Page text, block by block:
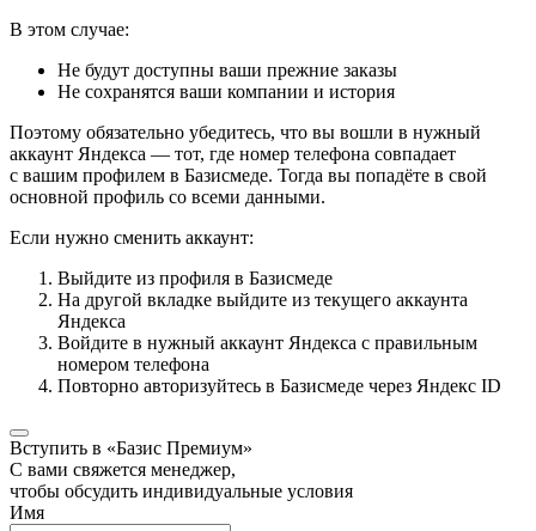
В этом случае:
Не будут доступны ваши прежние заказы
Не сохранятся ваши компании и история
Поэтому обязательно убедитесь, что вы вошли в нужный
аккаунт Яндекса — тот, где номер телефона совпадает
с вашим профилем в Базисмеде. Тогда вы попадёте в свой
основной профиль со всеми данными.
Если нужно сменить аккаунт:
Выйдите из профиля в Базисмеде
На другой вкладке выйдите из текущего аккаунта
Яндекса
Войдите в нужный аккаунт Яндекса с правильным
номером телефона
Повторно авторизуйтесь в Базисмеде через Яндекс ID
Вступить в «Базис Премиум»
С вами свяжется менеджер,
чтобы обсудить индивидуальные условия
Имя